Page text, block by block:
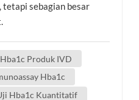
sebagian besar
Produk IVD
Hba1c
Hba1c Kuantitatif